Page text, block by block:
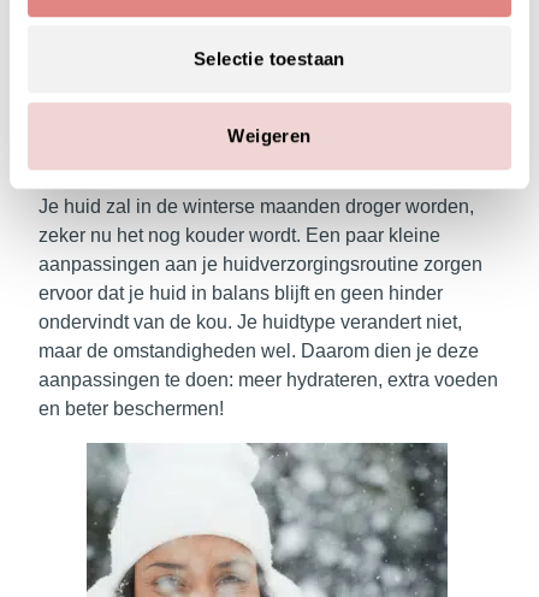
Selectie toestaan
Weigeren
Wat te doen met je huid in de
lichaam hebben wat extra aandacht
nodig in deze maanden!
Je huid zal in de winterse maanden droger worden,
zeker nu het nog kouder wordt. Een paar kleine
aanpassingen aan je huidverzorgingsroutine zorgen
ervoor dat je huid in balans blijft en geen hinder
ondervindt van de kou. Je huidtype verandert niet,
maar de omstandigheden wel. Daarom dien je deze
aanpassingen te doen: meer hydrateren, extra voeden
en beter beschermen!